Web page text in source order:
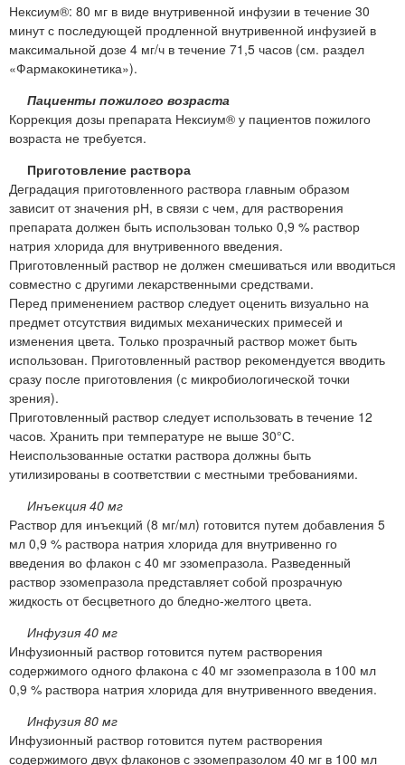
Нексиум®: 80 мг в виде внутривенной инфузии в течение 30
минут с последующей продленной внутривенной инфузией в
максимальной дозе 4 мг/ч в течение 71,5 часов (см. раздел
«Фармакокинетика»).
Пациенты пожилого возраста
Коррекция дозы препарата Нексиум® у пациентов пожилого
возраста не требуется.
Приготовление раствора
Деградация приготовленного раствора главным образом
зависит от значения рН, в связи с чем, для растворения
препарата должен быть использован только 0,9 % раствор
натрия хлорида для внутривенного введения.
Приготовленный раствор не должен смешиваться или вводиться
совместно с другими лекарственными средствами.
Перед применением раствор следует оценить визуально на
предмет отсутствия видимых механических примесей и
изменения цвета. Только прозрачный раствор может быть
использован. Приготовленный раствор рекомендуется вводить
сразу после приготовления (с микробиологической точки
зрения).
Приготовленный раствор следует использовать в течение 12
часов. Хранить при температуре не выше 30°С.
Неиспользованные остатки раствора должны быть
утилизированы в соответствии с местными требованиями.
Инъекция 40 мг
Раствор для инъекций (8 мг/мл) готовится путем добавления 5
мл 0,9 % раствора натрия хлорида для внутривенно го
введения во флакон с 40 мг эзомепразола. Разведенный
раствор эзомепразола представляет собой прозрачную
жидкость от бесцветного до бледно-желтого цвета.
Инфузия 40 мг
Инфузионный раствор готовится путем растворения
содержимого одного флакона с 40 мг эзомепразола в 100 мл
0,9 % раствора натрия хлорида для внутривенного введения.
Инфузия 80 мг
Инфузионный раствор готовится путем растворения
содержимого двух флаконов с эзомепразолом 40 мг в 100 мл